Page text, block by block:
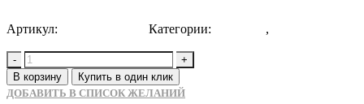
Артикул: Категории: ,
-
+
В корзину
Купить в один клик
ДОБАВИТЬ В СПИСОК ЖЕЛАНИЙ